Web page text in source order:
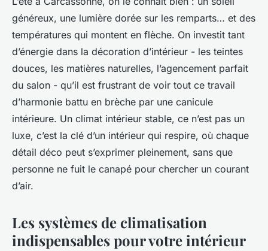
confort thermique à
Carcassonne
Fabien•19/03/2026 18:24•8 min de lecture
généreux, une lumière dorée sur les remparts… et des
températures qui montent en flèche. On investit tant
d’énergie dans la décoration d’intérieur - les teintes
douces, les matières naturelles, l’agencement parfait
du salon - qu’il est frustrant de voir tout ce travail
d’harmonie battu en brèche par une canicule
intérieure. Un climat intérieur stable, ce n’est pas un
luxe, c’est la clé d’un intérieur qui respire, où chaque
détail déco peut s’exprimer pleinement, sans que
personne ne fuit le canapé pour chercher un courant
d’air.
Les systèmes de climatisation
indispensables pour votre intérieur